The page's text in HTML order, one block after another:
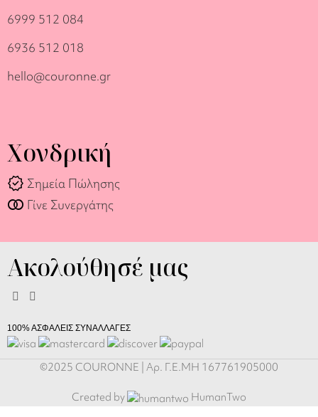
6999 512 084
6936 512 018
hello@couronne.gr
Χονδρική
verified Σημεία Πώλησης
join_full Γίνε Συνεργάτης
Ακολούθησέ μας
100% ΑΣΦΑΛΕΙΣ ΣΥΝΑΛΛΑΓΕΣ
©2025 COURONNE | Αρ. Γ.Ε.ΜΗ 167761905000
Created by HumanTwo
Αλυσίδα